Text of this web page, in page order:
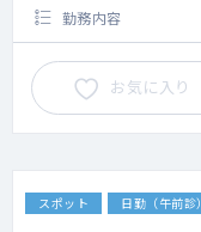
勤務内容
お気に入り
スポット 日勤（午前診）